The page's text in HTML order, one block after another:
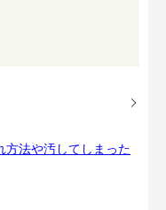
方法や汚してしまった